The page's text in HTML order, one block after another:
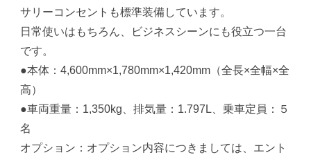
サリーコンセントも標準装備しています。
日常使いはもちろん、ビジネスシーンにも役立つ一台
です。
●本体：4,600mm×1,780mm×1,420mm（全長×全幅×全
高）
●車両重量：1,350kg、排気量：1.797L、乗車定員：５
名
オプション：オプション内容につきましては、エント